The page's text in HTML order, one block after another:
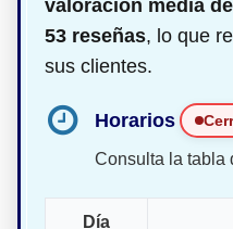
valoración media
53 reseñas, lo que
sus clientes.
Horarios
Consulta la tabla
Día